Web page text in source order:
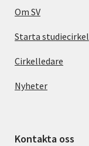
Om SV
Starta studiecirkel
Cirkelledare
Nyheter
Kontakta oss